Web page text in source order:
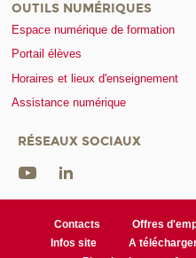
OUTILS NUMÉRIQUES
Espace numérique de formation
Portail élèves
Horaires et lieux d'enseignement
Assistance numérique
RÉSEAUX SOCIAUX
Contacts Offres
Infos site
A